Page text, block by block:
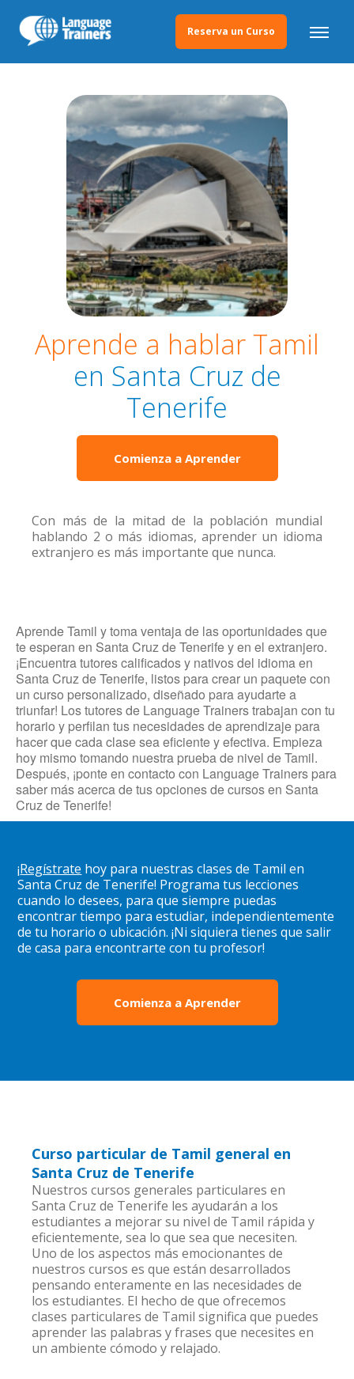
Reserva un Curso
Aprende a hablar Tamil
en Santa Cruz de
Tenerife
Comienza a Aprender
Con más de la mitad de la población mundial
hablando 2 o más idiomas, aprender un idioma
extranjero es más importante que nunca.
Aprende Tamil y toma ventaja de las oportunidades que
te esperan en Santa Cruz de Tenerife y en el extranjero.
¡Encuentra tutores calificados y nativos del idioma en
Santa Cruz de Tenerife, listos para crear un paquete con
un curso personalizado, diseñado para ayudarte a
triunfar! Los tutores de Language Trainers trabajan con tu
horario y perfilan tus necesidades de aprendizaje para
hacer que cada clase sea eficiente y efectiva. Empieza
hoy mismo tomando nuestra prueba de nivel de Tamil.
Después, ¡ponte en contacto con Language Trainers para
saber más acerca de tus opciones de cursos en Santa
Cruz de Tenerife!
¡Regístrate hoy para nuestras clases de Tamil en
Santa Cruz de Tenerife! Programa tus lecciones
cuando lo desees, para que siempre puedas
encontrar tiempo para estudiar, independientemente
de tu horario o ubicación. ¡Ni siquiera tienes que salir
de casa para encontrarte con tu profesor!
Comienza a Aprender
Curso particular de Tamil general en
Santa Cruz de Tenerife
Nuestros cursos generales particulares en
Santa Cruz de Tenerife les ayudarán a los
estudiantes a mejorar su nivel de Tamil rápida y
eficientemente, sea lo que sea que necesiten.
Uno de los aspectos más emocionantes de
nuestros cursos es que están desarrollados
pensando enteramente en las necesidades de
los estudiantes. El hecho de que ofrecemos
clases particulares de Tamil significa que puedes
aprender las palabras y frases que necesites en
un ambiente cómodo y relajado.